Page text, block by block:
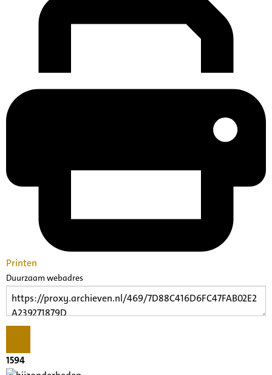
Printen
Duurzaam webadres
1594